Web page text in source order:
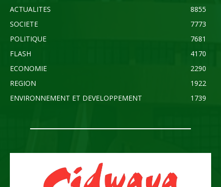
ACTUALITES
8855
SOCIETE
7773
POLITIQUE
7681
FLASH
4170
ECONOMIE
2290
REGION
1922
ENVIRONNEMENT ET DEVELOPPEMENT
1739